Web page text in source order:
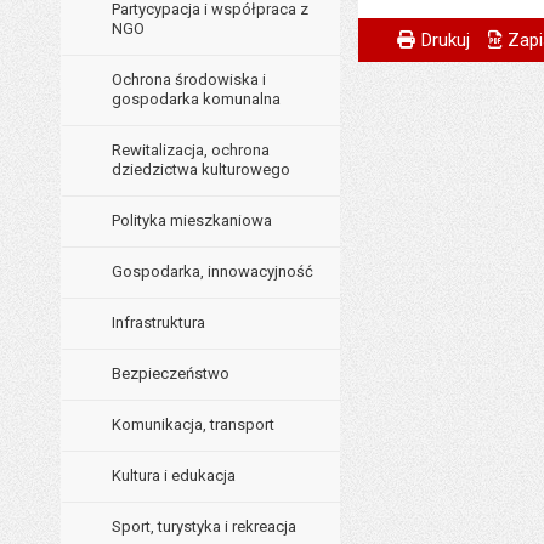
Partycypacja i współpraca z
NGO
Ochrona środowiska i
gospodarka komunalna
Rewitalizacja, ochrona
dziedzictwa kulturowego
Polityka mieszkaniowa
Gospodarka, innowacyjność
Infrastruktura
Bezpieczeństwo
Komunikacja, transport
Kultura i edukacja
Sport, turystyka i rekreacja
Metryczka
Odpowiedzialny
Powiadom
Drukuj